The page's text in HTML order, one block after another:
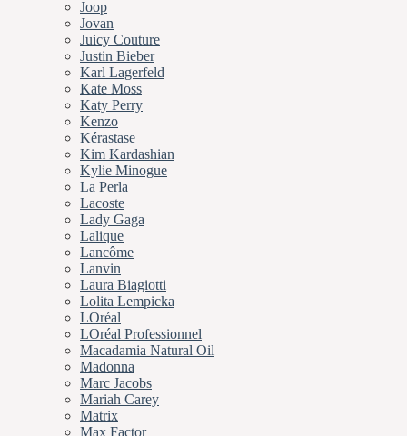
Joop
Jovan
Juicy Couture
Justin Bieber
Karl Lagerfeld
Kate Moss
Katy Perry
Kenzo
Kérastase
Kim Kardashian
Kylie Minogue
La Perla
Lacoste
Lady Gaga
Lalique
Lancôme
Lanvin
Laura Biagiotti
Lolita Lempicka
LOréal
LOréal Professionnel
Macadamia Natural Oil
Madonna
Marc Jacobs
Mariah Carey
Matrix
Max Factor